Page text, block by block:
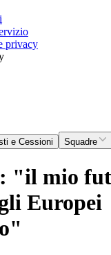
privacy
e Cessioni Squadre
"il mio
Europei